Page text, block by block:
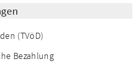
(TVöD)
Bezahlung